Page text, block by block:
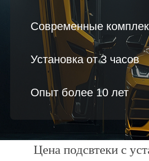
Современные
Установка от 3 часов
Опыт более 10 лет
Цена подсвтеки с